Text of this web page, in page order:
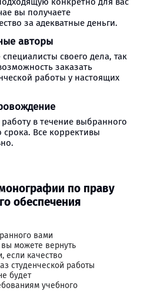
вы получаете
за адекватные деньги.
авторы
своего дела, так
заказать
работы у настоящих
в течение выбранного
срока. Все коррективы
по праву
обеспечения
вами
вы можете вернуть
если качество
студенческой работы
будет
учебного